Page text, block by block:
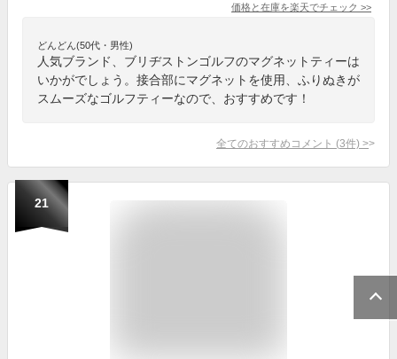
価格と在庫を楽天でチェック >>
どんどん(50代・男性)
人気ブランド、ブリヂストンゴルフのマグネットティーは
いかがでしょう。接合部にマグネットを使用、ふりぬきが
スムーズなゴルフティーなので、おすすめです！
全てのおすすめコメント (3件) >
21